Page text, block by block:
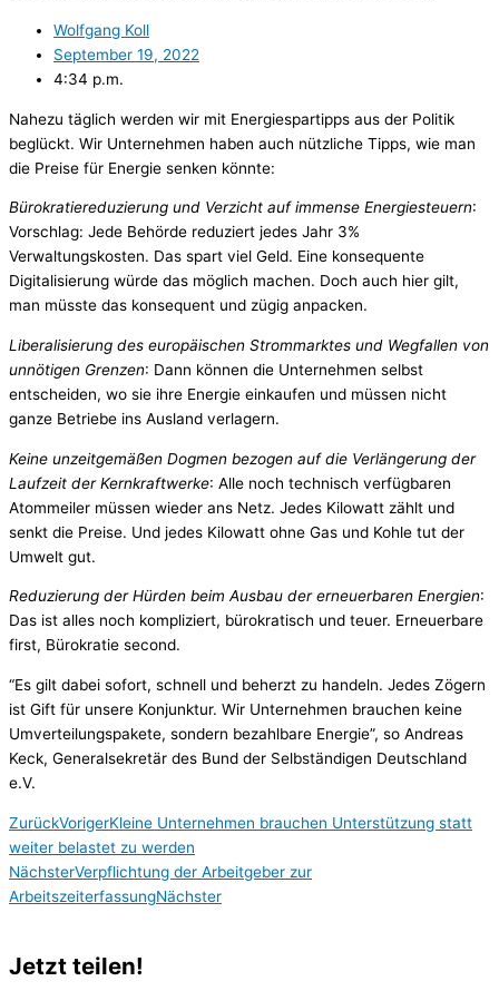
Wolfgang Koll
September 19, 2022
4:34 p.m.
Nahezu täglich werden wir mit Energiespartipps aus der Politik
beglückt. Wir Unternehmen haben auch nützliche Tipps, wie man
die Preise für Energie senken könnte:
Bürokratiereduzierung und Verzicht auf immense Energiesteuern:
Vorschlag: Jede Behörde reduziert jedes Jahr 3%
Verwaltungskosten. Das spart viel Geld. Eine konsequente
Digitalisierung würde das möglich machen. Doch auch hier gilt,
man müsste das konsequent und zügig anpacken.
Liberalisierung des europäischen Strommarktes und Wegfallen von
unnötigen Grenzen: Dann können die Unternehmen selbst
entscheiden, wo sie ihre Energie einkaufen und müssen nicht
ganze Betriebe ins Ausland verlagern.
Keine unzeitgemäßen Dogmen bezogen auf die Verlängerung der
Laufzeit der Kernkraftwerke: Alle noch technisch verfügbaren
Atommeiler müssen wieder ans Netz. Jedes Kilowatt zählt und
senkt die Preise. Und jedes Kilowatt ohne Gas und Kohle tut der
Umwelt gut.
Reduzierung der Hürden beim Ausbau der erneuerbaren Energien:
Das ist alles noch kompliziert, bürokratisch und teuer. Erneuerbare
first, Bürokratie second.
“Es gilt dabei sofort, schnell und beherzt zu handeln. Jedes Zögern
ist Gift für unsere Konjunktur. Wir Unternehmen brauchen keine
Umverteilungspakete, sondern bezahlbare Energie”, so Andreas
Keck, Generalsekretär des Bund der Selbständigen Deutschland
e.V.
ZurückVorigerKleine Unternehmen brauchen Unterstützung statt
weiter belastet zu werden
NächsterVerpflichtung der Arbeitgeber zur
ArbeitszeiterfassungNächster
Jetzt teilen!